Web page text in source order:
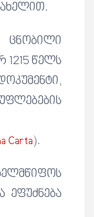
ცნობილი
1215 წელს
Carta).
ეფუძნება